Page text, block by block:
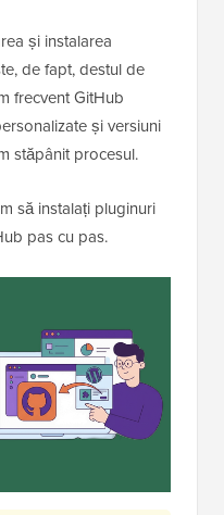
și instalarea
de fapt, destul de
frecvent GitHub
și versiuni
stăpânit procesul.
să instalați pluginuri
pas cu pas.